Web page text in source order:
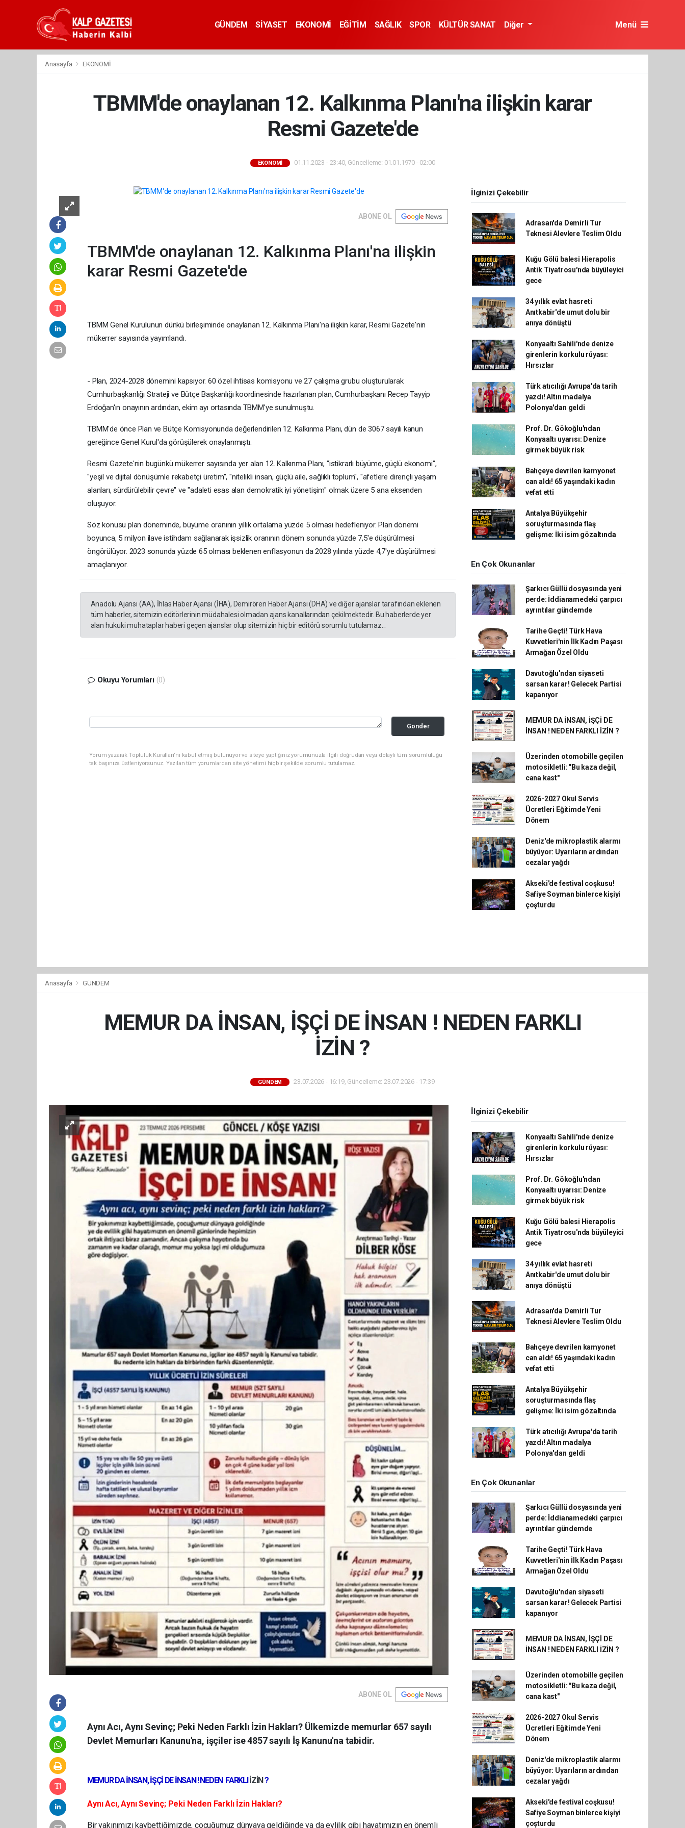
GÜNDEM SİYASET EKONOMİ EĞİTİM SAĞLIK SPOR KÜLTÜR SANAT Diğer Menü
Anasayfa EKONOMİ
TBMM'de onaylanan 12. Kalkınma Planı'na ilişkin karar
Resmi Gazete'de
EKONOMİ 01.11.2023 - 23:40, Güncelleme: 01.01.1970 - 02:00
ABONE OL
TBMM'de onaylanan 12. Kalkınma Planı'na ilişkin
karar Resmi Gazete'de
TBMM Genel Kurulunun dünkü birleşiminde onaylanan 12. Kalkınma Planı'na ilişkin karar, Resmi Gazete'nin
mükerrer sayısında yayımlandı.
- Plan, 2024-2028 dönemini kapsıyor. 60 özel ihtisas komisyonu ve 27 çalışma grubu oluşturularak
Cumhurbaşkanlığı Strateji ve Bütçe Başkanlığı koordinesinde hazırlanan plan, Cumhurbaşkanı Recep Tayyip
Erdoğan'ın onayının ardından, ekim ayı ortasında TBMM'ye sunulmuştu.
TBMM'de önce Plan ve Bütçe Komisyonunda değerlendirilen 12. Kalkınma Planı, dün de 3067 sayılı kanun
gereğince Genel Kurul'da görüşülerek onaylanmıştı.
Resmi Gazete'nin bugünkü mükerrer sayısında yer alan 12. Kalkınma Planı, "istikrarlı büyüme, güçlü ekonomi",
"yeşil ve dijital dönüşümle rekabetçi üretim", "nitelikli insan, güçlü aile, sağlıklı toplum", "afetlere dirençli yaşam
alanları, sürdürülebilir çevre" ve "adaleti esas alan demokratik iyi yönetişim" olmak üzere 5 ana eksenden
oluşuyor.
Söz konusu plan döneminde, büyüme oranının yıllık ortalama yüzde 5 olması hedefleniyor. Plan dönemi
boyunca, 5 milyon ilave istihdam sağlanarak işsizlik oranının dönem sonunda yüzde 7,5'e düşürülmesi
öngörülüyor. 2023 sonunda yüzde 65 olması beklenen enflasyonun da 2028 yılında yüzde 4,7'ye düşürülmesi
amaçlanıyor.
Anadolu Ajansı (AA), İhlas Haber Ajansı (İHA), Demirören Haber Ajansı (DHA) ve diğer ajanslar tarafından eklenen
tüm haberler, sitemizin editörlerinin müdahalesi olmadan ajans kanallarından çekilmektedir. Bu haberlerde yer
alan hukuki muhataplar haberi geçen ajanslar olup sitemizin hiç bir editörü sorumlu tutulamaz...
Okuyu Yorumları (0)
Gonder
Yorum yazarak Topluluk Kuralları’nı kabul etmiş bulunuyor ve siteye yaptığınız yorumunuzla ilgili doğrudan veya dolaylı tüm sorumluluğu
tek başınıza üstleniyorsunuz. Yazılan tüm yorumlardan site yönetimi hiçbir şekilde sorumlu tutulamaz.
İlginizi Çekebilir
Adrasan'da Demirli Tur
Teknesi Alevlere Teslim Oldu
Kuğu Gölü balesi Hierapolis
Antik Tiyatrosu'nda büyüleyici
gece
34 yıllık evlat hasreti
Anıtkabir'de umut dolu bir
anıya dönüştü
Konyaaltı Sahili'nde denize
girenlerin korkulu rüyası:
Hırsızlar
Türk atıcılığı Avrupa'da tarih
yazdı! Altın madalya
Polonya'dan geldi
Prof. Dr. Gökoğlu'ndan
Konyaaltı uyarısı: Denize
girmek büyük risk
Bahçeye devrilen kamyonet
can aldı! 65 yaşındaki kadın
vefat etti
Antalya Büyükşehir
soruşturmasında flaş
gelişme: İki isim gözaltında
En Çok Okunanlar
Şarkıcı Güllü dosyasında yeni
perde: İddianamedeki çarpıcı
ayrıntılar gündemde
Tarihe Geçti! Türk Hava
Kuvvetleri'nin İlk Kadın Paşası
Armağan Özel Oldu
Davutoğlu'ndan siyaseti
sarsan karar! Gelecek Partisi
kapanıyor
MEMUR DA İNSAN, İŞÇİ DE
İNSAN ! NEDEN FARKLI İZİN ?
Üzerinden otomobille geçilen
motosikletli: "Bu kaza değil,
cana kast"
2026-2027 Okul Servis
Ücretleri Eğitimde Yeni
Dönem
Deniz'de mikroplastik alarmı
büyüyor: Uyarıların ardından
cezalar yağdı
Akseki'de festival coşkusu!
Safiye Soyman binlerce kişiyi
çoşturdu
Anasayfa GÜNDEM
MEMUR DA İNSAN, İŞÇİ DE İNSAN ! NEDEN FARKLI
İZİN ?
GÜNDEM 23.07.2026 - 16:19, Güncelleme: 23.07.2026 - 17:39
ABONE OL
Aynı Acı, Aynı Sevinç; Peki Neden Farklı İzin Hakları? Ülkemizde memurlar 657 sayılı
Devlet Memurları Kanunu'na, işçiler ise 4857 sayılı İş Kanunu'na tabidir.
MEMUR DA İNSAN, İŞÇİ DE İNSAN ! NEDEN FARKLI İZİN ?
Aynı Acı, Aynı Sevinç; Peki Neden Farklı İzin Hakları?
Bir yakınımızı kaybettiğimizde, çocuğumuz dünyaya geldiğinde ya da evlilik gibi hayatımızın en önemli
İlginizi Çekebilir
Konyaaltı Sahili'nde denize
girenlerin korkulu rüyası:
Hırsızlar
Prof. Dr. Gökoğlu'ndan
Konyaaltı uyarısı: Denize
girmek büyük risk
Kuğu Gölü balesi Hierapolis
Antik Tiyatrosu'nda büyüleyici
gece
34 yıllık evlat hasreti
Anıtkabir'de umut dolu bir
anıya dönüştü
Adrasan'da Demirli Tur
Teknesi Alevlere Teslim Oldu
Bahçeye devrilen kamyonet
can aldı! 65 yaşındaki kadın
vefat etti
Antalya Büyükşehir
soruşturmasında flaş
gelişme: İki isim gözaltında
Türk atıcılığı Avrupa'da tarih
yazdı! Altın madalya
Polonya'dan geldi
En Çok Okunanlar
Şarkıcı Güllü dosyasında yeni
perde: İddianamedeki çarpıcı
ayrıntılar gündemde
Tarihe Geçti! Türk Hava
Kuvvetleri'nin İlk Kadın Paşası
Armağan Özel Oldu
Davutoğlu'ndan siyaseti
sarsan karar! Gelecek Partisi
kapanıyor
MEMUR DA İNSAN, İŞÇİ DE
İNSAN ! NEDEN FARKLI İZİN ?
Üzerinden otomobille geçilen
motosikletli: "Bu kaza değil,
cana kast"
2026-2027 Okul Servis
Ücretleri Eğitimde Yeni
Dönem
Deniz'de mikroplastik alarmı
büyüyor: Uyarıların ardından
cezalar yağdı
Akseki'de festival coşkusu!
Safiye Soyman binlerce kişiyi
çoşturdu